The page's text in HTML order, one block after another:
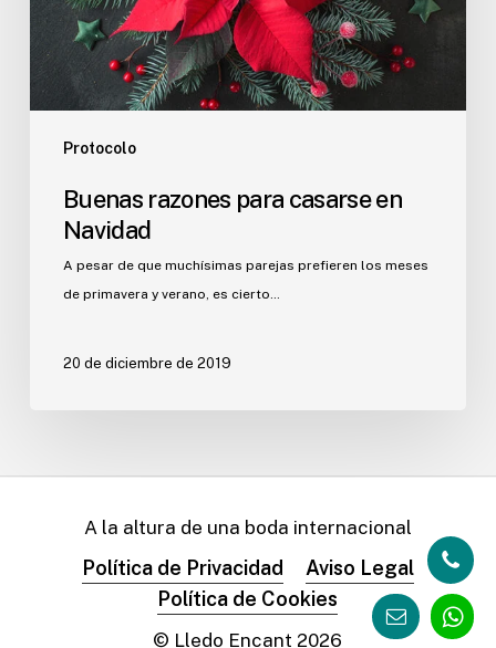
Protocolo
Buenas razones para casarse en
Navidad
A pesar de que muchísimas parejas prefieren los meses
de primavera y verano, es cierto…
20 de diciembre de 2019
A la altura de una boda internacional
Política de Privacidad
Aviso Legal
Política de Cookies
© Lledo Encant 2026